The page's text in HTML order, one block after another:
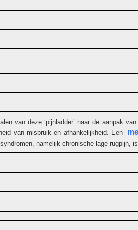
van deze ‘pijnladder’ naar de aanpak
van misbruik en afhankelijkheid. Een
namelijk chronische lage rugpijn,